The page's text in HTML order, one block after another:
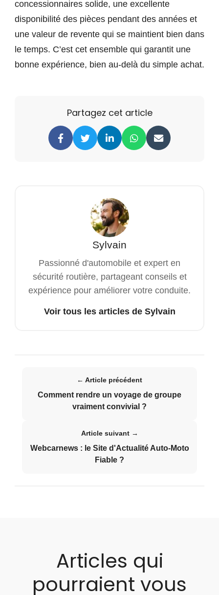
concessionnaires solide, une excellente
disponibilité des pièces pendant des années et
une valeur de revente qui se maintient bien dans
le temps. C’est cet ensemble qui garantit une
bonne expérience, bien au-delà du simple achat.
Partagez cet article
Sylvain
Passionné d'automobile et expert en
sécurité routière, partageant conseils et
expérience pour améliorer votre conduite.
Voir tous les articles de Sylvain
← Article précédent
Comment rendre un voyage de groupe
vraiment convivial ?
Article suivant →
Webcarnews : le Site d'Actualité Auto-Moto
Fiable ?
Articles qui
pourraient vous